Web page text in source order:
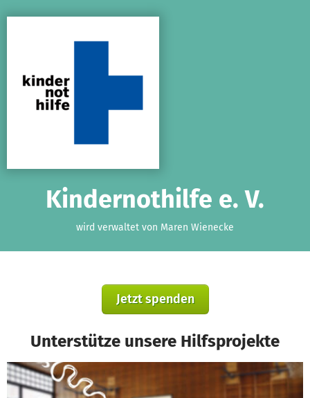
Kindernothilfe e. V.
wird verwaltet von Maren Wienecke
Jetzt spenden
Unterstütze unsere Hilfsprojekte